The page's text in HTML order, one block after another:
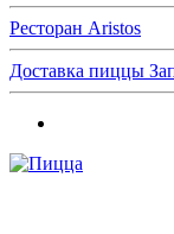
Ресторан Aristos
Доставка пиццы